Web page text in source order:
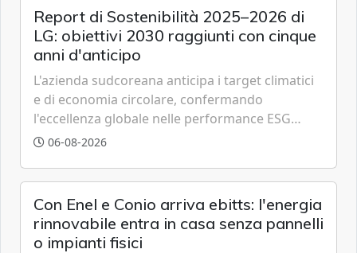
Report di Sostenibilità 2025–2026 di
LG: obiettivi 2030 raggiunti con cinque
anni d'anticipo
L'azienda sudcoreana anticipa i target climatici
e di economia circolare, confermando
l'eccellenza globale nelle performance ESG
grazie a innovazione, accessibilità e governance
06-08-2026
Con Enel e Conio arriva ebitts: l'energia
rinnovabile entra in casa senza pannelli
o impianti fisici